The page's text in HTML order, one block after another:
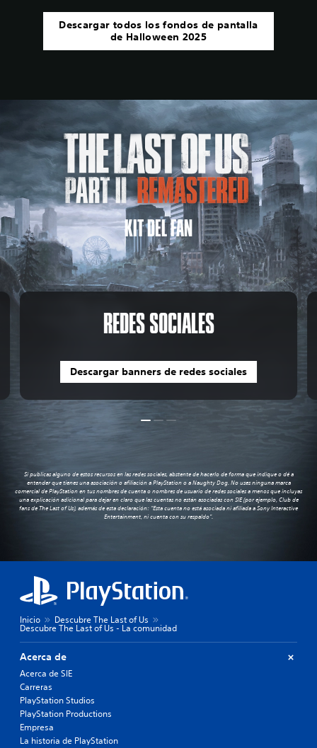
Descargar todos los fondos de pantalla
de Halloween 2025
KIT DEL FAN
REDES SOCIALES
Descargar banners de redes sociales
Si publicas alguno de estos recursos en las redes sociales, abstente de hacerlo de forma que indique o dé a
entender que tienes una asociación o afiliación a PlayStation o a Naughty Dog. No uses ninguna marca
comercial de PlayStation en tus nombres de cuenta o nombres de usuario de redes sociales a menos que incluyas
una explicación adicional para dejar en claro que las cuentas no están asociadas con SIE (por ejemplo, Club de
fans de The Last of Us), además de esta declaración: "Esta cuenta no está asociada ni afiliada a Sony Interactive
Entertainment, ni cuenta con su respaldo".
Inicio Descubre The Last of Us
Descubre The Last of Us - La comunidad
Acerca de
Acerca de SIE
Carreras
PlayStation Studios
PlayStation Productions
Empresa
La historia de PlayStation